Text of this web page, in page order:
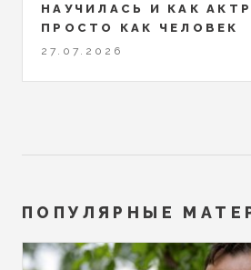
НАУЧИЛАСЬ И КАК
ПРОСТО КАК ЧЕЛОВЕК
27.07.2026
ПОПУЛЯРНЫЕ